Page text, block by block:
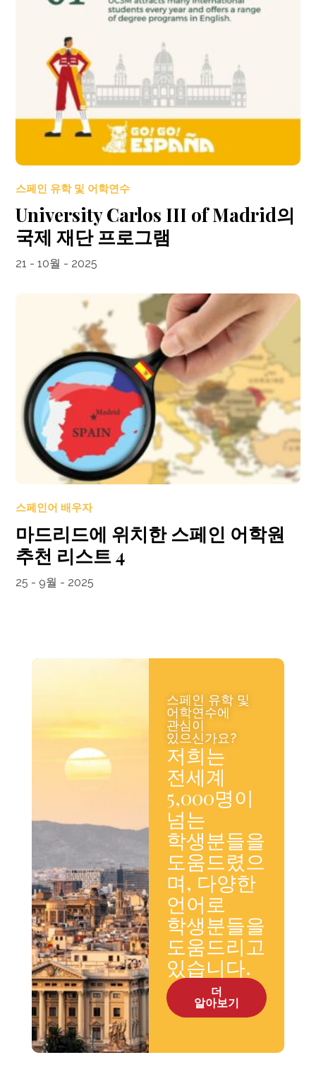
스페인 유학 및 어학연수
University Carlos III of Madrid의
국제 재단 프로그램
21 - 10월 - 2025
스페인어 배우자
마드리드에 위치한 스페인 어학원
추천 리스트 4
25 - 9월 - 2025
스페인 유학 및
어학연수에
관심이
있으신가요?
저희는
전세계
5,000명이
넘는
학생분들을
도움드렸으
며, 다양한
언어로
학생분들을
도움드리고
있습니다.
더
알아보기